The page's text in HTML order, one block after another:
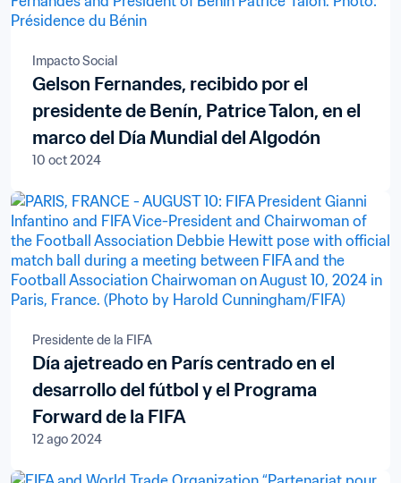
Impacto Social
Gelson Fernandes, recibido por el
presidente de Benín, Patrice Talon, en el
marco del Día Mundial del Algodón
10 oct 2024
Presidente de la FIFA
Día ajetreado en París centrado en el
desarrollo del fútbol y el Programa
Forward de la FIFA
12 ago 2024